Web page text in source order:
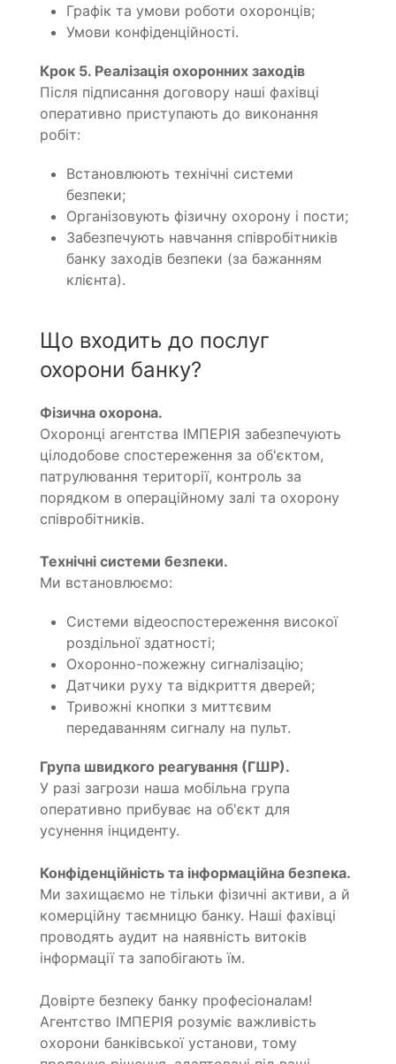
Графік та умови роботи охоронців;
Умови конфіденційності.
Крок 5. Реалізація охоронних заходів
Після підписання договору наші фахівці
оперативно приступають до виконання
робіт:
Встановлюють технічні системи
безпеки;
Організовують фізичну охорону і пости;
Забезпечують навчання співробітників
банку заходів безпеки (за бажанням
клієнта).
Що входить до послуг
охорони банку?
Фізична охорона.
Охоронці агентства ІМПЕРІЯ забезпечують
цілодобове спостереження за об'єктом,
патрулювання території, контроль за
порядком в операційному залі та охорону
співробітників.
Технічні системи безпеки.
Ми встановлюємо:
Системи відеоспостереження високої
роздільної здатності;
Охоронно-пожежну сигналізацію;
Датчики руху та відкриття дверей;
Тривожні кнопки з миттєвим
передаванням сигналу на пульт.
Група швидкого реагування (ГШР).
У разі загрози наша мобільна група
оперативно прибуває на об'єкт для
усунення інциденту.
Конфіденційність та інформаційна безпека.
Ми захищаємо не тільки фізичні активи, а й
комерційну таємницю банку. Наші фахівці
проводять аудит на наявність витоків
інформації та запобігають їм.
Довірте безпеку банку професіоналам!
Агентство ІМПЕРІЯ розуміє важливість
охорони банківської установи, тому